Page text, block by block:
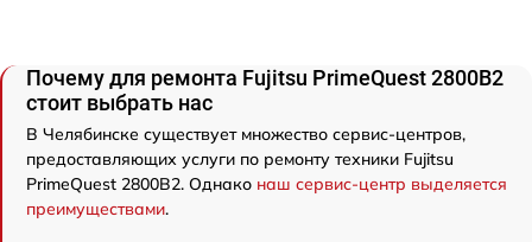
Почему для ремонта Fujitsu PrimeQuest 2800B2
стоит выбрать нас
В Челябинске существует множество сервис-центров,
предоставляющих услуги по ремонту техники Fujitsu
PrimeQuest 2800B2. Однако наш сервис-центр выделяется
преимуществами.